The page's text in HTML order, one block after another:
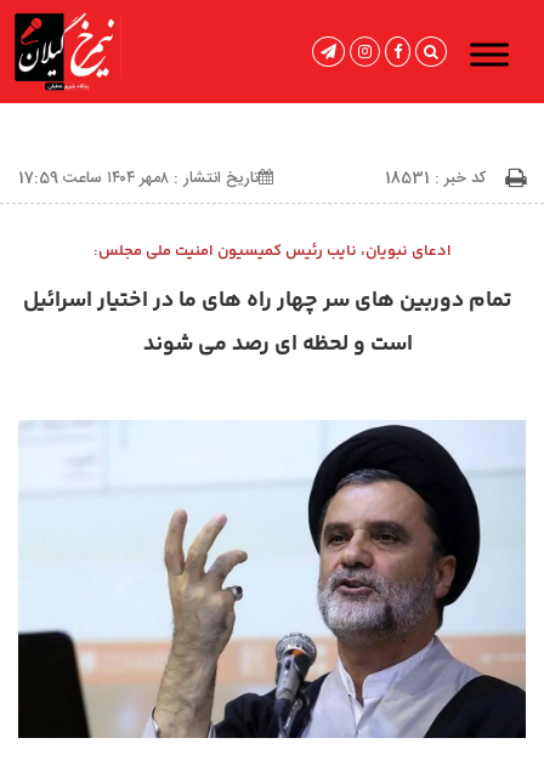
کد خبر : 18531 تاریخ انتشار : ۸مهر ۱۴۰۴ ساعت 17:59
ادعای نبویان، نایب رئیس کمیسیون امنیت ملی مجلس:
تمام دوربین های سر چهار راه های ما در اختیار اسرائیل
است و لحظه ای رصد می شوند